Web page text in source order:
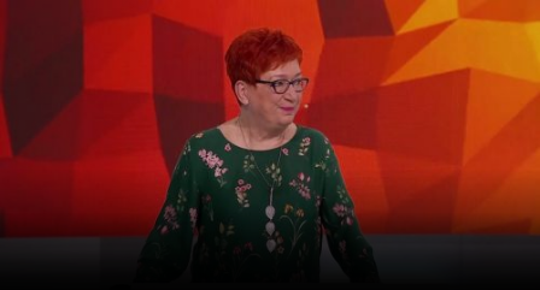
Gra słów. Krzyżówka